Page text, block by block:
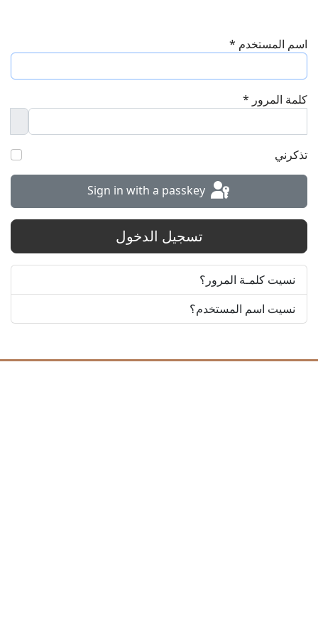
اسم المستخدم *
كلمة المرور *
تذكرني
تسجيل الدخول
نسيت كلمـة المرور؟
نسيت اسم المستخدم؟